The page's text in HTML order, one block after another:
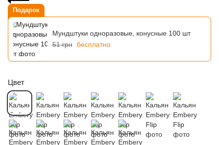
Подарок
Мундштуки одноразовые, конусные 100 шт
51 грн бесплатно
Цвет